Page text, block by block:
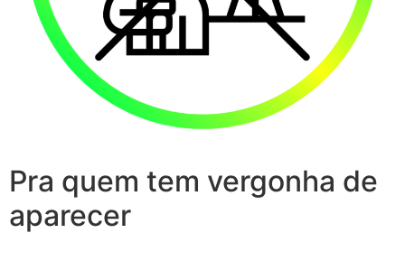
Pra quem tem vergonha de
aparecer